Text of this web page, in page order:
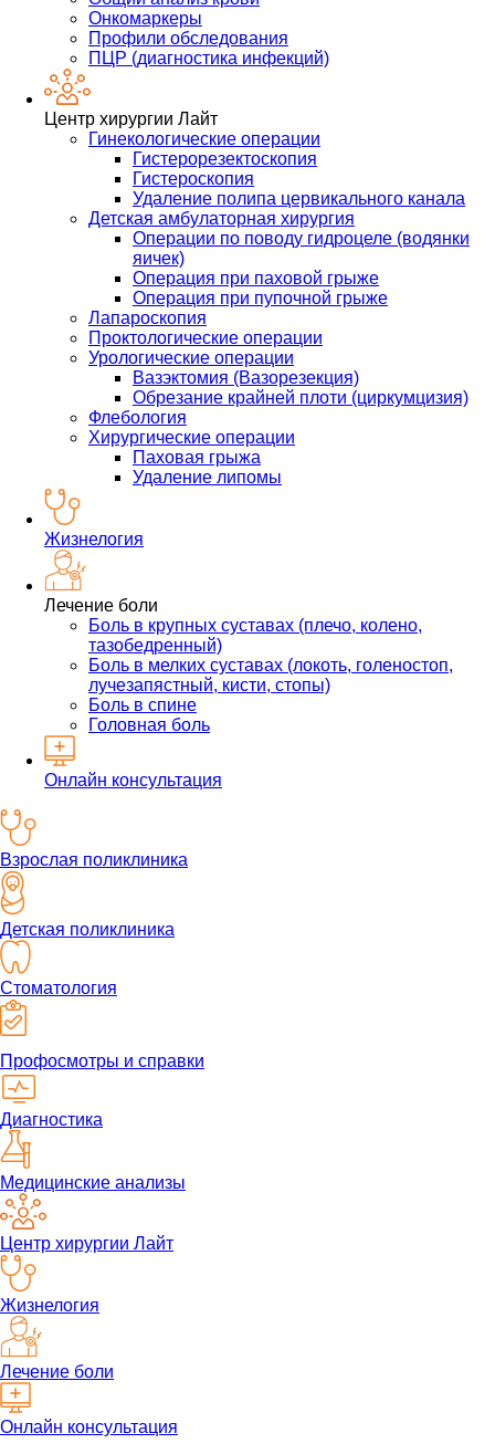
Онкомаркеры
Профили обследования
ПЦР (диагностика инфекций)
Центр хирургии Лайт
Гинекологические операции
Гистерорезектоскопия
Гистероскопия
Удаление полипа цервикального канала
Детская амбулаторная хирургия
Операции по поводу гидроцеле (водянки
яичек)
Операция при паховой грыже
Операция при пупочной грыже
Лапароскопия
Проктологические операции
Урологические операции
Вазэктомия (Вазорезекция)
Обрезание крайней плоти (циркумцизия)
Флебология
Хирургические операции
Паховая грыжа
Удаление липомы
Жизнелогия
Лечение боли
Боль в крупных суставах (плечо, колено,
тазобедренный)
Боль в мелких суставах (локоть, голеностоп,
лучезапястный, кисти, стопы)
Боль в спине
Головная боль
Онлайн консультация
Взрослая поликлиника
Детская поликлиника
Стоматология
Профосмотры и справки
Диагностика
Медицинские анализы
Центр хирургии Лайт
Жизнелогия
Лечение боли
Онлайн консультация